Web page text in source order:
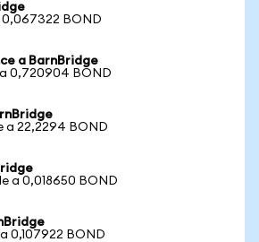
0,067322 BOND
a BarnBridge
a 0,720904 BOND
a 22,2294 BOND
a 0,018650 BOND
0,107922 BOND